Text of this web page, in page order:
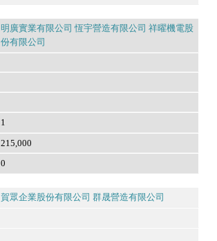
明廣實業有限公司 恆宇營造有限公司 祥曜機電股
份有限公司
1
215,000
0
賀眾企業股份有限公司 群晟營造有限公司